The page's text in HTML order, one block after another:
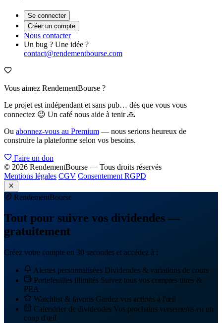
Se connecter
Créer un compte
Nous contacter
Un bug ? Une idée ?
contact@rendementbourse.com
Vous aimez RendementBourse ?
Le projet est indépendant et sans pub… dès que vous vous
connectez 😉 Un café nous aide à tenir 🙏
Ou abonnez-vous au Premium — nous serions heureux de
construire la plateforme selon vos besoins.
Faire un don
© 2026 RendementBourse — Tous droits réservés
Mentions légales CGV Consentement RGPD
RendementBourse
Tout pour suivre vos dividendes —
gratuitement
Créez votre compte en 30 secondes et accédez à :
Alertes personnalisées Dividendes & variations de cours
Portefeuilles illimités Suivez tous vos comptes titres &
PEA
Watchlist & favoris Gardez vos actions à l'œil
Calendrier de dividendes Vos prochains versements en un
coup d'œil